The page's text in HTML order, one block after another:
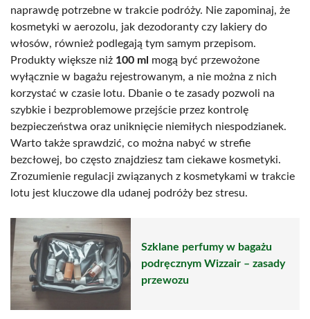
naprawdę potrzebne w trakcie podróży. Nie zapominaj, że
kosmetyki w aerozolu, jak dezodoranty czy lakiery do
włosów, również podlegają tym samym przepisom.
Produkty większe niż 100 ml mogą być przewożone
wyłącznie w bagażu rejestrowanym, a nie można z nich
korzystać w czasie lotu. Dbanie o te zasady pozwoli na
szybkie i bezproblemowe przejście przez kontrolę
bezpieczeństwa oraz uniknięcie niemiłych niespodzianek.
Warto także sprawdzić, co można nabyć w strefie
bezcłowej, bo często znajdziesz tam ciekawe kosmetyki.
Zrozumienie regulacji związanych z kosmetykami w trakcie
lotu jest kluczowe dla udanej podróży bez stresu.
Szklane perfumy w bagażu
podręcznym Wizzair – zasady
przewozu